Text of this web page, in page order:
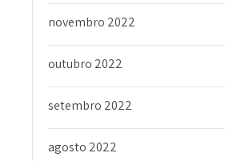
novembro 2022
outubro 2022
setembro 2022
agosto 2022